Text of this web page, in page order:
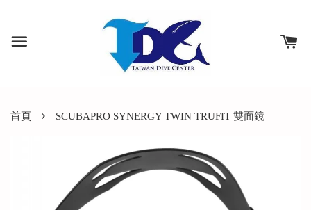
首頁 › SCUBAPRO SYNERGY TWIN TRUFIT 雙面鏡